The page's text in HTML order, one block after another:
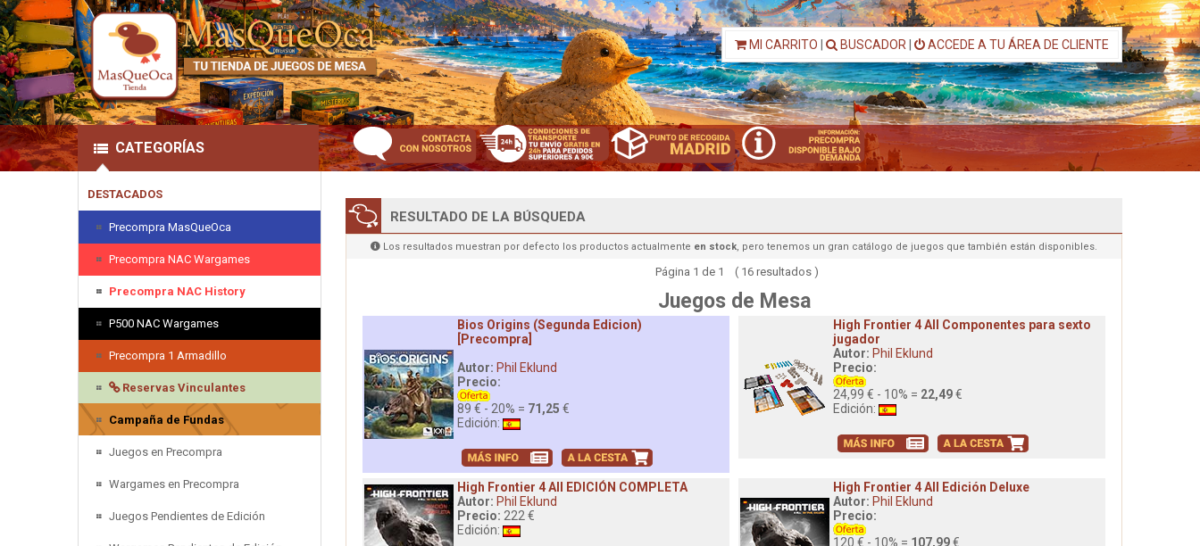
MI CARRITO BUSCADOR ACCEDE A TU ÁREA DE CLIENTE
CATEGORÍAS
DESTACADOS
Precompra MasQueOca
Precompra NAC Wargames
Precompra NAC History
P500 NAC Wargames
Precompra 1 Armadillo
Reservas Vinculantes
Campaña de Fundas
Juegos en Precompra
Wargames en Precompra
Juegos Pendientes de Edición
RESULTADO DE LA BÚSQUEDA
Los resultados muestran por defecto los productos actualmente en stock, pero tenemos un gran catálogo de juegos que también están disponibles.
Página 1 de 1 ( 16 resultados )
Juegos de Mesa
Bios Origins (Segunda Edicion)
[Precompra]
Autor: Phil Eklund
Precio:
89 € - 20% = 71,25 €
Edición:
High Frontier 4 All Componentes para sexto
jugador
Autor: Phil Eklund
Precio:
24,99 € - 10% = 22,49€
Edición:
High Frontier 4 All EDICIÓN COMPLETA
Autor: Phil Eklund
Precio: 222 €
Edición:
High Frontier 4 All Edición Deluxe
Autor: Phil Eklund
Precio:
120 € - 10% = 107,99€